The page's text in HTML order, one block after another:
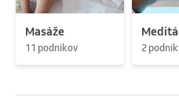
Masáže
11 podnikov 2